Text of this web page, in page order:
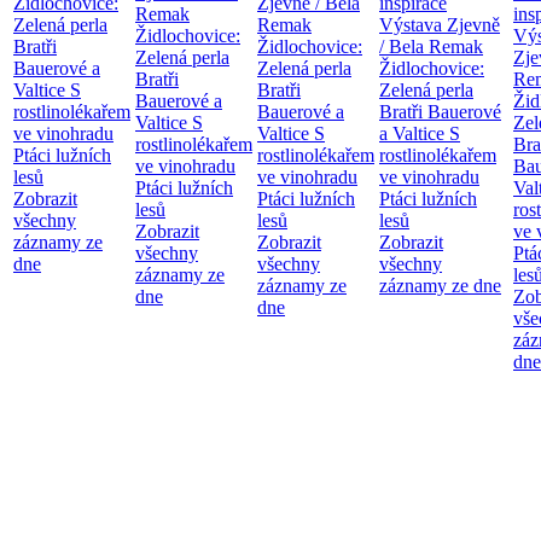
Zelená perla
Bratři
Bauerové a
Valtice S
rostlinolékařem
ve vinohradu
Ptáci lužních
lesů
Zobrazit
všechny
záznamy ze
dne
Remak
Židlochovice:
Zelená perla
Bratři
Bauerové a
Valtice S
rostlinolékařem
ve vinohradu
Ptáci lužních
lesů
Zobrazit
všechny
záznamy ze
dne
Remak
Židlochovice:
Zelená perla
Bratři
Bauerové a
Valtice S
rostlinolékařem
ve vinohradu
Ptáci lužních
lesů
Zobrazit
všechny
záznamy ze
dne
Výstava Zjevně
/ Bela Remak
Židlochovice:
Zelená perla
Bratři Bauerové
a Valtice S
rostlinolékařem
ve vinohradu
Ptáci lužních
lesů
Zobrazit
všechny
záznamy ze dne
ve
dne